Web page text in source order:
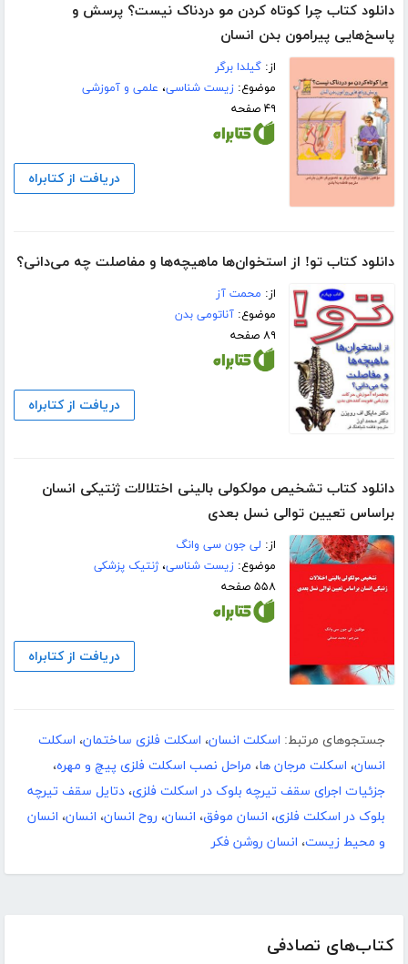
کتاب‌های تصادفی
دانلود کتاب چرا کوتاه کردن مو دردناک نیست؟ پرسش و
پاسخ‌هایی پیرامون بدن انسان
از:گیلدا برگر
موضوع:زیست شناسی، علمی و آموزشی
۴۹ صفحه
دریافت از کتابراه
دانلود کتاب تو! از استخوان‌ها ماهیچه‌ها و مفاصلت چه می‌دانی؟
از: محمت آز
موضوع:آناتومی بدن
۸۹ صفحه
دریافت از کتابراه
دانلود کتاب تشخیص مولکولی بالینی اختلالات ژنتیکی انسان
براساس تعیین توالی نسل بعدی
از: لی جون سی وانگ
موضوع:زیست شناسی،ژنتیک پزشکی
۵۵۸ صفحه
دریافت از کتابراه
جستجوهای مرتبط: اسکلت انسان، اسکلت فلزی ساختمان، اسکلت
انسان، اسکلت مرجان ها، مراحل نصب اسکلت فلزی پیچ و مهره،
جزئیات اجرای سقف تیرچه بلوک در اسکلت فلزی، دتایل سقف تیرچه
بلوک در اسکلت فلزی، انسان موفق، انسان‌، روح انسان، انسان، انسان
و محیط زیست، انسان روشن فکر